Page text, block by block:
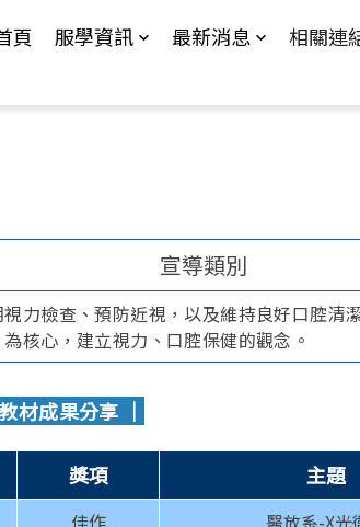
頁 服學資訊 最新消息 相關連
宣導類別
力檢查、預防近視，以及維持良好口腔清
核心，建立視力、口腔保健的觀念。
材成果分享 ｜
獎項 主題
佳作 醫放系-X光